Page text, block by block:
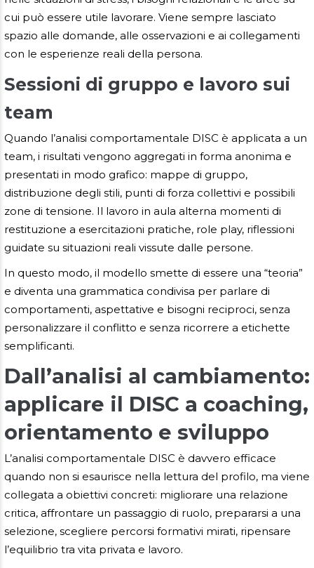
cui può essere utile lavorare. Viene sempre lasciato
spazio alle domande, alle osservazioni e ai collegamenti
con le esperienze reali della persona.
Sessioni di gruppo e lavoro sui
team
Quando l’analisi comportamentale DISC è applicata a un
team, i risultati vengono aggregati in forma anonima e
presentati in modo grafico: mappe di gruppo,
distribuzione degli stili, punti di forza collettivi e possibili
zone di tensione. Il lavoro in aula alterna momenti di
restituzione a esercitazioni pratiche, role play, riflessioni
guidate su situazioni reali vissute dalle persone.
In questo modo, il modello smette di essere una “teoria”
e diventa una grammatica condivisa per parlare di
comportamenti, aspettative e bisogni reciproci, senza
personalizzare il conflitto e senza ricorrere a etichette
semplificanti.
Dall’analisi al cambiamento:
applicare il DISC a coaching,
orientamento e sviluppo
L’analisi comportamentale DISC è davvero efficace
quando non si esaurisce nella lettura del profilo, ma viene
collegata a obiettivi concreti: migliorare una relazione
critica, affrontare un passaggio di ruolo, prepararsi a una
selezione, scegliere percorsi formativi mirati, ripensare
l’equilibrio tra vita privata e lavoro.